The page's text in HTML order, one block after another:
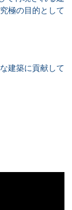
極の目的として
建築に貢献して